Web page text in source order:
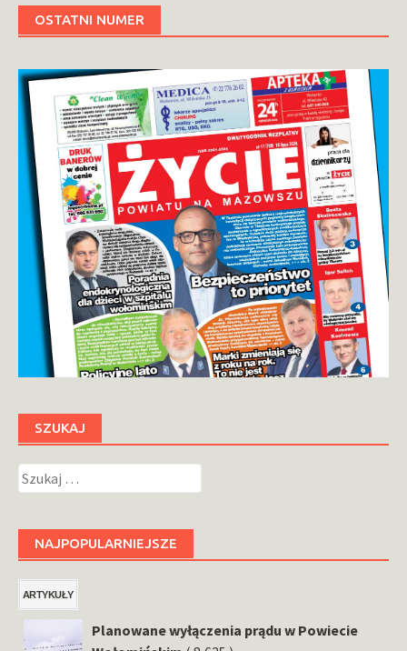
OSTATNI NUMER
SZUKAJ
Szukaj:
NAJPOPULARNIEJSZE
ARTYKUŁY
Planowane wyłączenia prądu w Powiecie